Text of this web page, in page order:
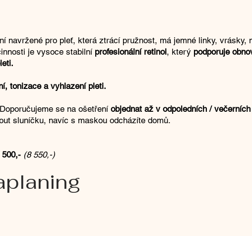
navržené pro pleť, která ztrácí pružnost, má jemné linky, vrásky,
je vysoce stabilní profesionální retinol, který podporuje
tonizace a vyhlazení pleti.
se na ošetření objednat až v odpoledních /
sluníčku, navíc s maskou odcházíte domů.
500,- (8 550,-)